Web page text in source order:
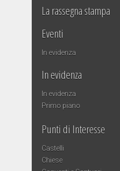
La rassegna stampa
Eventi
In evidenza
In evidenza
In evidenza
Primo piano
Punti di Interesse
Castelli
Chiese